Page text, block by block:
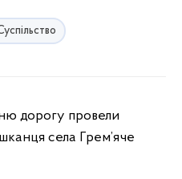
села Грем’яче